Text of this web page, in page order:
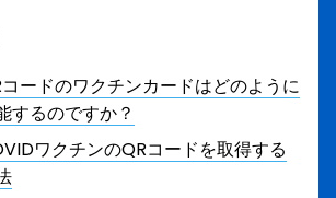
ードのワクチンカードはどのように
するのですか？
ワクチンのQRコードを取得する